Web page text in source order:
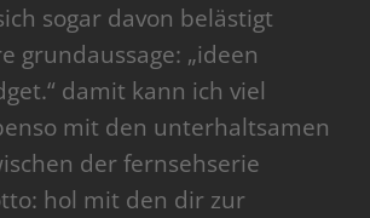
sogar davon belästigt
grundaussage: „ideen
damit kann ich viel
mit den unterhaltsamen
der fernsehserie
hol mit den dir zur